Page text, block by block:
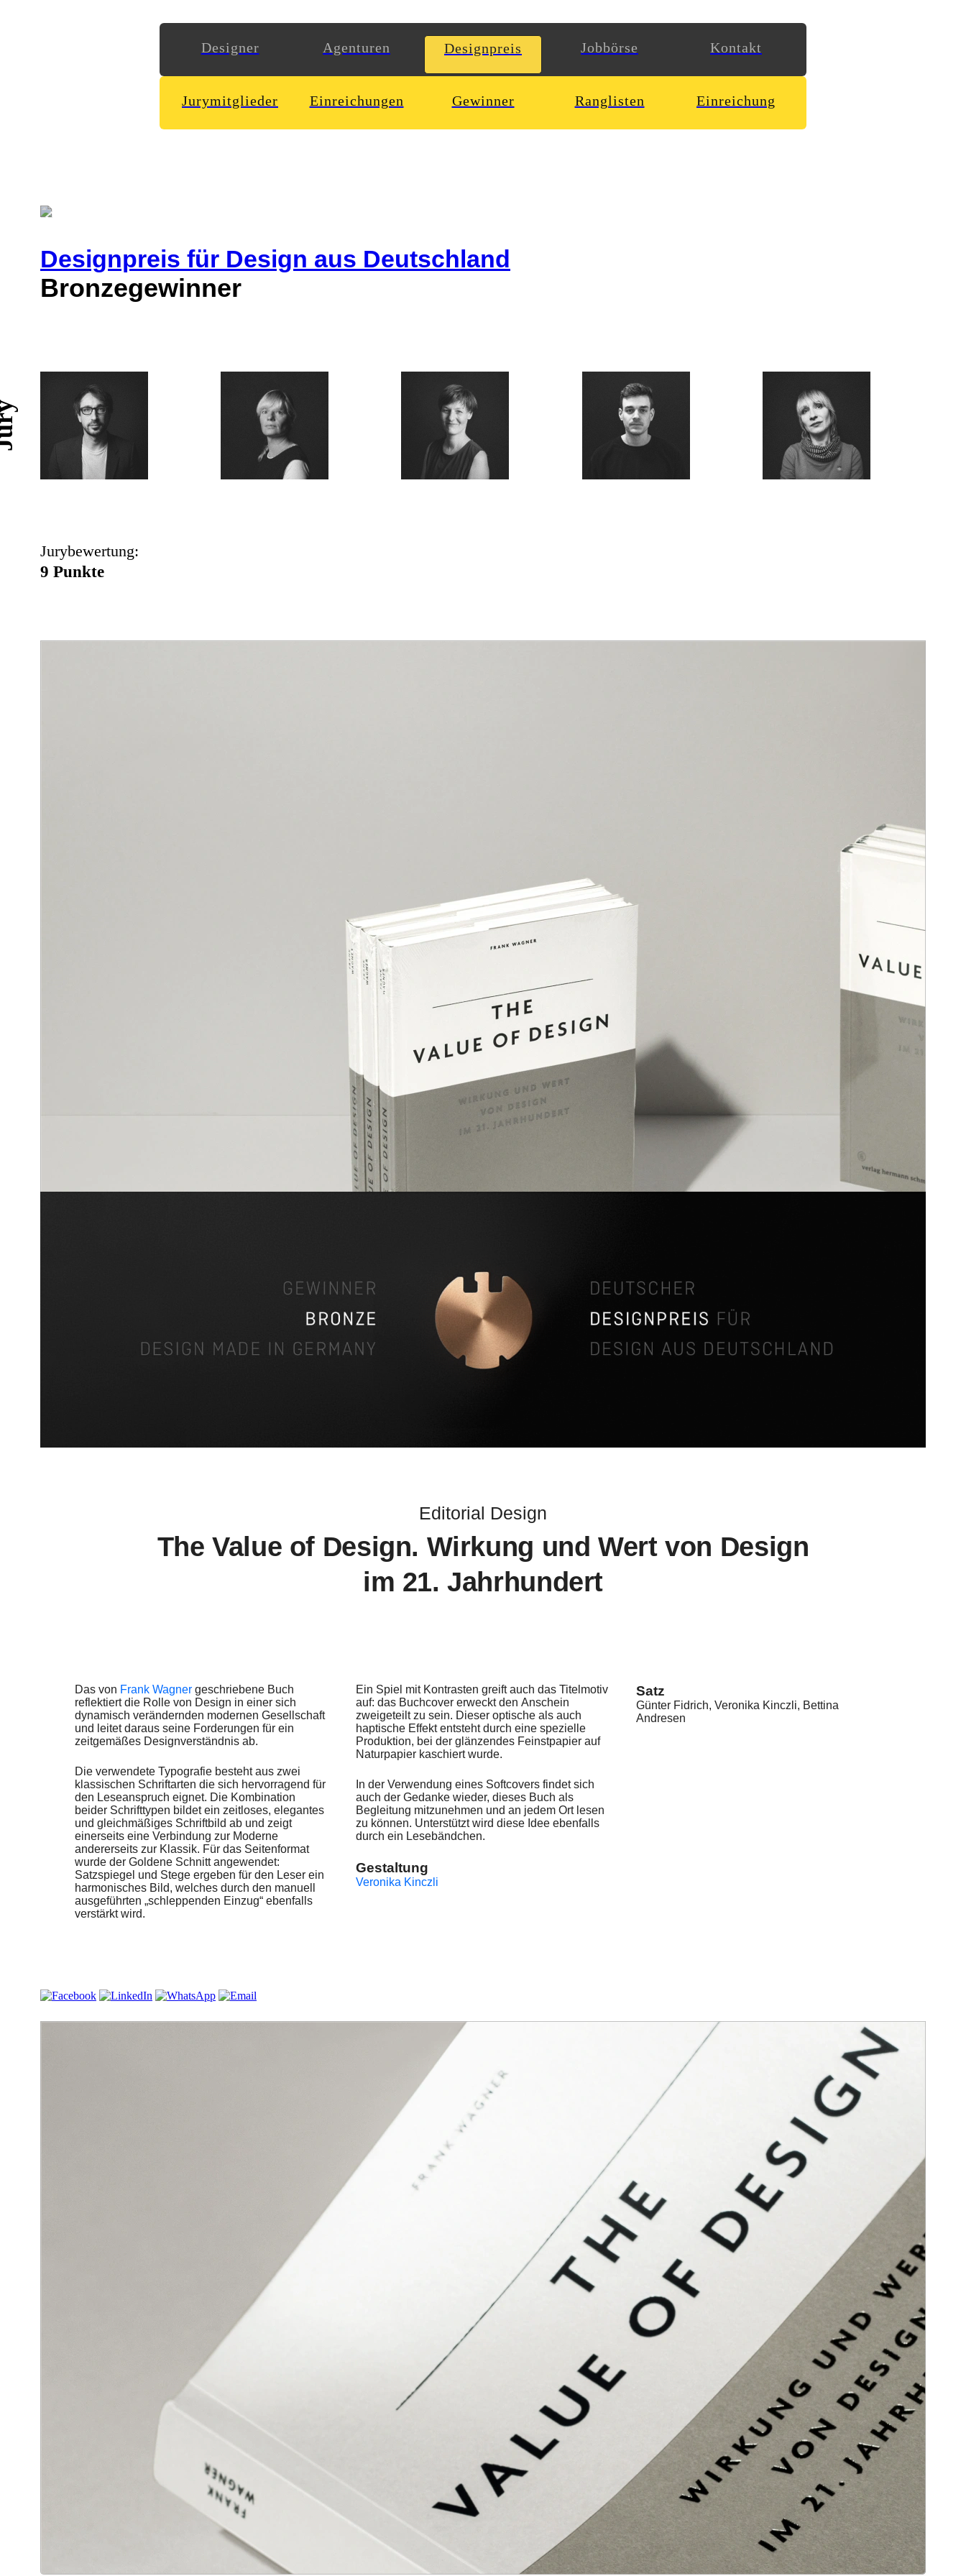
Designer Agenturen Designpreis Jobbörse Kontakt
Jurymitglieder Einreichungen Gewinner Ranglisten Einreichung
Designpreis für Design aus Deutschland
Bronzegewinner
Jurybewertung:
9 Punkte
Editorial Design
The Value of Design. Wirkung und Wert von Design
im 21. Jahrhundert
Das von Frank Wagner geschriebene Buch
reflektiert die Rolle von Design in einer sich
dynamisch verändernden modernen Gesellschaft
und leitet daraus seine Forderungen für ein
zeitgemäßes Designverständnis ab.
Die verwendete Typografie besteht aus zwei
klassischen Schriftarten die sich hervorragend für
den Leseanspruch eignet. Die Kombination
beider Schrifttypen bildet ein zeitloses, elegantes
und gleichmäßiges Schriftbild ab und zeigt
einerseits eine Verbindung zur Moderne
andererseits zur Klassik. Für das Seitenformat
wurde der Goldene Schnitt angewendet:
Satzspiegel und Stege ergeben für den Leser ein
harmonisches Bild, welches durch den manuell
ausgeführten „schleppenden Einzug“ ebenfalls
verstärkt wird.
Ein Spiel mit Kontrasten greift auch das Titelmotiv
auf: das Buchcover erweckt den Anschein
zweigeteilt zu sein. Dieser optische als auch
haptische Effekt entsteht durch eine spezielle
Produktion, bei der glänzendes Feinstpapier auf
Naturpapier kaschiert wurde.
In der Verwendung eines Softcovers findet sich
auch der Gedanke wieder, dieses Buch als
Begleitung mitzunehmen und an jedem Ort lesen
zu können. Unterstützt wird diese Idee ebenfalls
durch ein Lesebändchen.
Gestaltung
Veronika Kinczli
Satz
Günter Fidrich, Veronika Kinczli, Bettina
Andresen